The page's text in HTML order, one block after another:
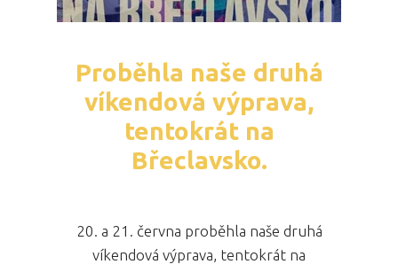
Proběhla naše druhá
víkendová výprava,
tentokrát na
Břeclavsko.
20. a 21. června proběhla naše druhá
víkendová výprava, tentokrát na